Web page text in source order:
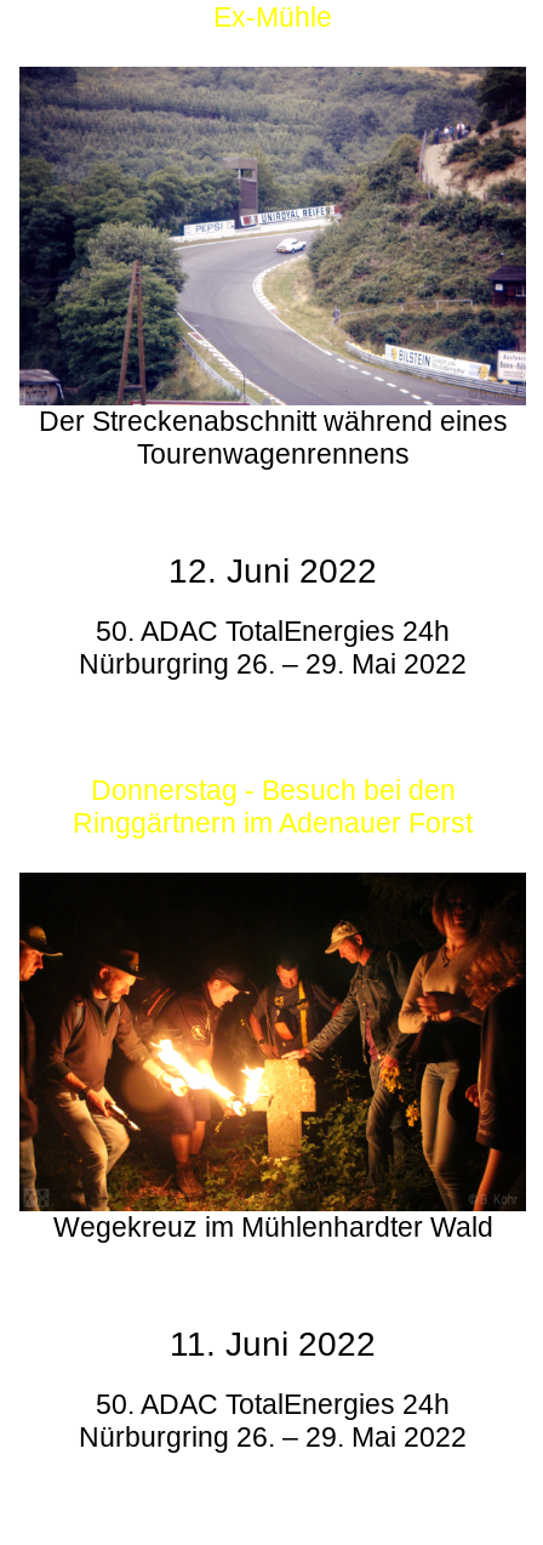
Ex-Mühle
Der Streckenabschnitt während eines
Tourenwagenrennens
12. Juni 2022
50. ADAC TotalEnergies 24h
Nürburgring 26. – 29. Mai 2022
Donnerstag - Besuch bei den
Ringgärtnern im Adenauer Forst
Wegekreuz im Mühlenhardter Wald
11. Juni 2022
50. ADAC TotalEnergies 24h
Nürburgring 26. – 29. Mai 2022